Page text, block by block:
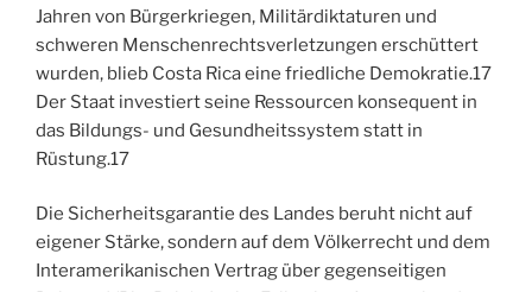
Jahren von Bürgerkriegen, Militärdiktaturen und
schweren Menschenrechtsverletzungen erschüttert
wurden, blieb Costa Rica eine friedliche Demokratie.17
Der Staat investiert seine Ressourcen konsequent in
das Bildungs- und Gesundheitssystem statt in
Rüstung.17
Die Sicherheitsgarantie des Landes beruht nicht auf
eigener Stärke, sondern auf dem Völkerrecht und dem
Interamerikanischen Vertrag über gegenseitigen